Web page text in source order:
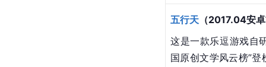
五行天 （2017.04安
这是一款乐逗游戏自
国原创文学风云榜”登